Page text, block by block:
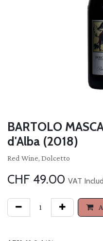
BARTOLO
d'Alba (2018)
Red Wine, Dolcetto
CHF 49.00 VAT